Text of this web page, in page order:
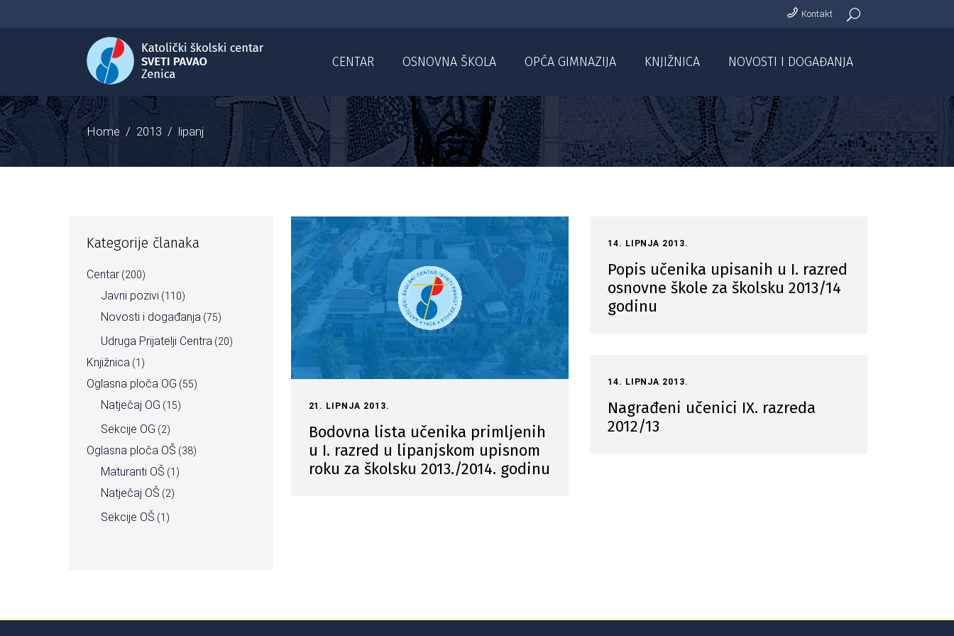
Kontakt
CENTAR OSNOVNA ŠKOLA OPĆA GIMNAZIJA KNJIŽNICA NOVOSTI I DOGAĐANJA
Home / 2013 / lipanj
21. LIPNJA 2013.
Bodovna lista učenika primljenih
u I. razred u lipanjskom upisnom
roku za školsku 2013./2014. godinu
14. LIPNJA 2013.
Popis učenika upisanih u I. razred
osnovne škole za školsku 2013/14
godinu
14. LIPNJA 2013.
Nagrađeni učenici IX. razreda
2012/13
Kategorije članaka
Centar (200)
Javni pozivi (110)
Novosti i događanja (75)
Udruga Prijatelji Centra (20)
Knjižnica (1)
Oglasna ploča OG (55)
Natječaj OG (15)
Sekcije OG (2)
Oglasna ploča OŠ (38)
Maturanti OŠ (1)
Natječaj OŠ (2)
Sekcije OŠ (1)